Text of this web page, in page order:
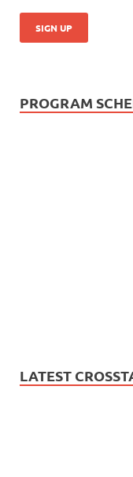
PROGRAM
LATEST